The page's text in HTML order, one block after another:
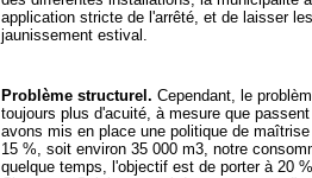
application stricte de l'arrêté, et de laisser
jaunissement estival.
Problème structurel. Cependant, le
toujours plus d'acuité, à mesure que
avons mis en place une politique de
15 %, soit environ 35 000 m3, notre
quelque temps, l'objectif est de porter à 20